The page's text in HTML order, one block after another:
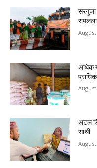
सरगुजा
August
अधिक
August
अटल
साथी
August